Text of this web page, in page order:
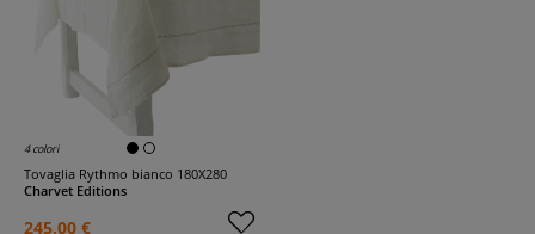
4 colori
Tovaglia Rythmo bianco 180X280
Charvet Editions
245,00 €